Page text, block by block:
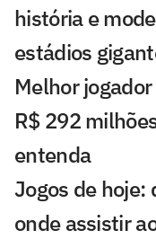
história e
estádios
Melhor
R$ 292
entenda
Jogos de hoje:
onde assistir